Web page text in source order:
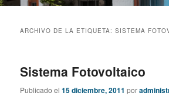
ARCHIVO DE LA ETIQUETA:SISTEMA
Sistema Fotovoltaico
Publicado el15 diciembre, 2011 por